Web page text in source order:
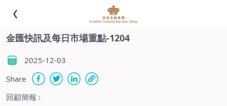
金匯快訊及每日市場重點-1204
2025-12-03
Share
回顧簡報 :